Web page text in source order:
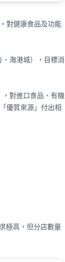
對健康食品及功能
、海港城），目標消
對進口食品、有機
優質來源」付出相
極高，但分店數量